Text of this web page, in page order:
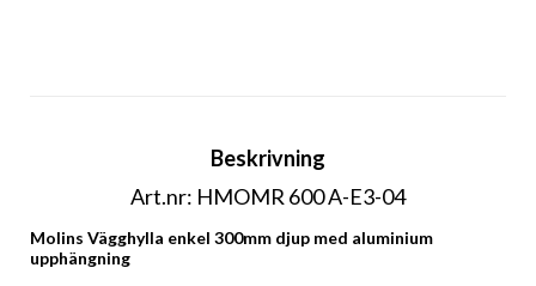
Beskrivning
Art.nr: HMOMR 600 A-E3-04
Molins Vägghylla enkel 300mm djup med aluminium
upphängning